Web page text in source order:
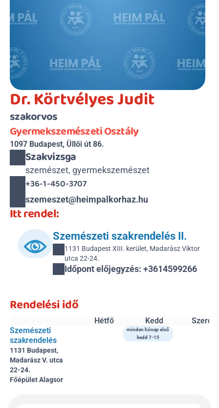
Dr. Körtvélyes Judit
szakorvos
Gyermekszemészeti Osztály
1097 Budapest, Üllői út 86.
Szakvizsga
szemészet, gyermekszemészet
+36-1-450-3707
szemeszet@heimpalkorhaz.hu
Itt rendel:
Szemészeti szakrendelés II.
1131 Budapest XIII. kerület, Madarász Viktor
utca 22-24.
Időpont előjegyzés: +3614599266
Rendelési idő
Hétfő Kedd
Szerda
Szemészeti
szakrendelés
1131 Budapest,
Madarász V. utca
22-24.
Főépület Alagsor
minden hónap első
kedd 7-15